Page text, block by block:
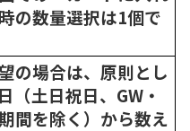
の数量選択は1個で
の場合は、原則とし
（土日祝日、GW・
間を除く）から数え